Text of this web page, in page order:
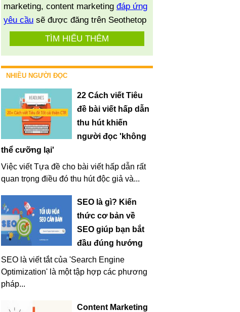
marketing, content marketing đáp ứng
yêu cầu sẽ được đăng trên Seothetop
TÌM HIỂU THÊM
NHIỀU NGƯỜI ĐỌC
22 Cách viết Tiêu
đề bài viết hấp dẫn
thu hút khiến
người đọc 'không
thể cưỡng lại'
Việc viết Tựa đề cho bài viết hấp dẫn rất
quan trọng điều đó thu hút độc giả và...
SEO là gì? Kiến
thức cơ bản về
SEO giúp bạn bắt
đầu đúng hướng
SEO là viết tắt của 'Search Engine
Optimization' là một tập hợp các phương
pháp...
Content Marketing